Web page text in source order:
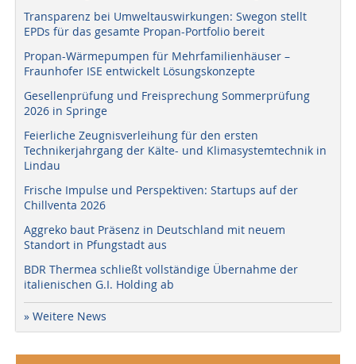
Transparenz bei Umweltauswirkungen: Swegon stellt
EPDs für das gesamte Propan-Portfolio bereit
Propan-Wärmepumpen für Mehrfamilienhäuser –
Fraunhofer ISE entwickelt Lösungskonzepte
Gesellenprüfung und Freisprechung Sommerprüfung
2026 in Springe
Feierliche Zeugnisverleihung für den ersten
Technikerjahrgang der Kälte- und Klimasystemtechnik in
Lindau
Frische Impulse und Perspektiven: Startups auf der
Chillventa 2026
Aggreko baut Präsenz in Deutschland mit neuem
Standort in Pfungstadt aus
BDR Thermea schließt vollständige Übernahme der
italienischen G.I. Holding ab
» Weitere News